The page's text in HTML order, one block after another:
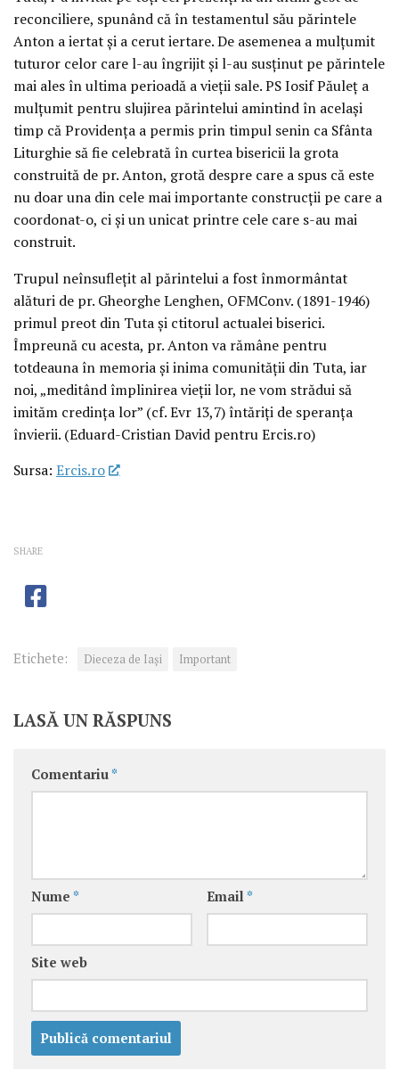
reconciliere, spunând că în testamentul său părintele
Anton a iertat și a cerut iertare. De asemenea a mulțumit
tuturor celor care l-au îngrijit și l-au susținut pe părintele
mai ales în ultima perioadă a vieții sale. PS Iosif Păuleț a
mulțumit pentru slujirea părintelui amintind în același
timp că Providența a permis prin timpul senin ca Sfânta
Liturghie să fie celebrată în curtea bisericii la grota
construită de pr. Anton, grotă despre care a spus că este
nu doar una din cele mai importante construcții pe care a
coordonat-o, ci și un unicat printre cele care s-au mai
construit.
Trupul neînsuflețit al părintelui a fost înmormântat
alături de pr. Gheorghe Lenghen, OFMConv. (1891-1946)
primul preot din Tuta și ctitorul actualei biserici.
Împreună cu acesta, pr. Anton va rămâne pentru
totdeauna în memoria și inima comunității din Tuta, iar
noi, „meditând împlinirea vieții lor, ne vom strădui să
imităm credința lor” (cf. Evr 13,7) întăriți de speranța
învierii. (Eduard-Cristian David pentru Ercis.ro)
Sursa: Ercis.ro
SHARE
Etichete: Dieceza de Iași Important
LASĂ UN RĂSPUNS
Comentariu *
Nume * Email *
Site web